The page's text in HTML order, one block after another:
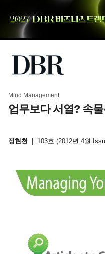
Mind Management
업무보다 서열? 속
정현천 103호 (2012년 4월